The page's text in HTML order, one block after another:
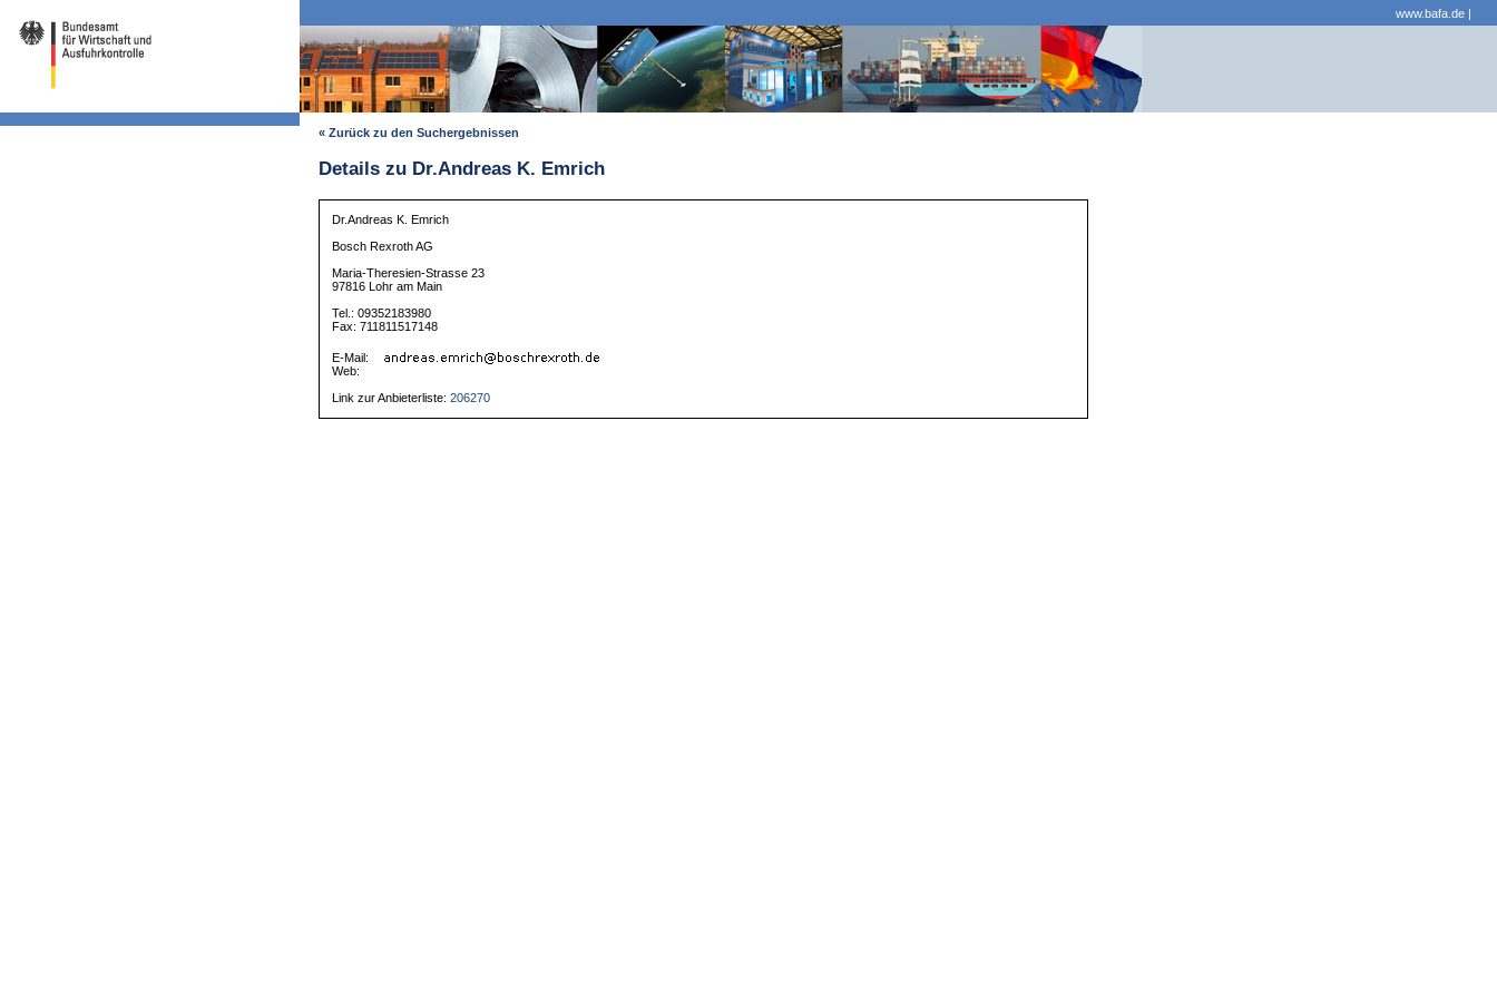
www.bafa.de |
« Zurück zu den Suchergebnissen
Details zu Dr.Andreas K. Emrich
Dr.Andreas K. Emrich
Bosch Rexroth AG
Maria-Theresien-Strasse 23
97816 Lohr am Main
Tel.: 09352183980
Fax: 711811517148
E-Mail:
Web:
Link zur Anbieterliste:206270